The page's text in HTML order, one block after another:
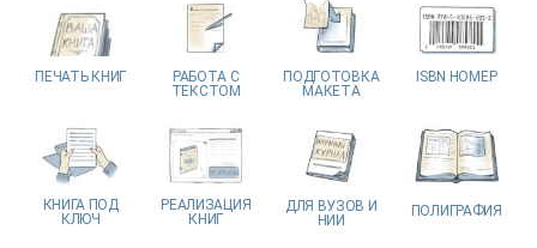
ПЕЧАТЬ КНИГ РАБОТА С
ТЕКСТОМ
ПОДГОТОВКА
МАКЕТА
ISBN НОМЕР
КНИГА ПОД
КЛЮЧ
РЕАЛИЗАЦИЯ
КНИГ
ДЛЯ ВУЗОВ И
НИИ
ПОЛИГРАФИЯ